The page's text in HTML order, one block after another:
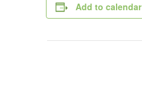
Add to calendar